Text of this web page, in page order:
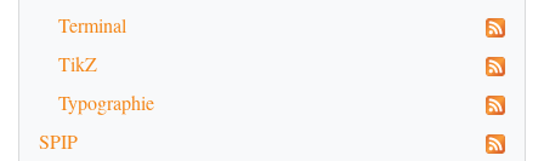
Terminal
TikZ
Typographie
SPIP